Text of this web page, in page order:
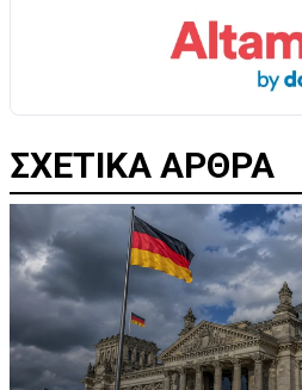
ΣΧΕΤΙΚΑ ΑΡΘΡΑ